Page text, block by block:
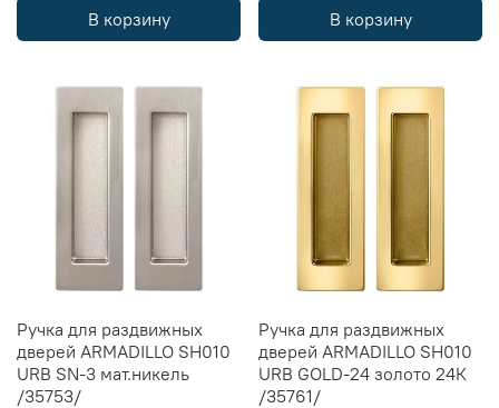
В корзину В корзину
Ручка для раздвижных
дверей ARMADILLO SH010
URB SN-3 мат.никель
/35753/
Ручка для раздвижных
дверей ARMADILLO SH010
URB GOLD-24 золото 24К
/35761/